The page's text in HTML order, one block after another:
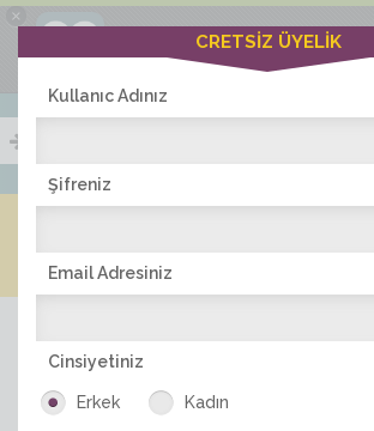
×
Ciddiask Uygulaması
+1 Hafta Gold Üyelik Kazan
Bedava - com.ciddi.ask
CRETSİZ ÜYELİK
Kullanıc Adınız
Şifreniz
Email Adresiniz
Cinsiyetiniz
Erkek Kadın